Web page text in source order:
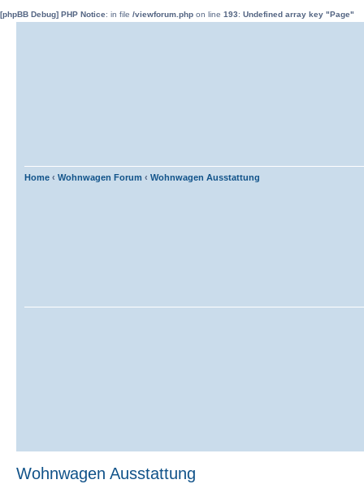
[phpBB Debug] PHP Notice: in file /viewforum.php on line 193: Undefined array key "Page"
Home ‹ Wohnwagen Forum ‹ Wohnwagen Ausstattung
Wohnwagen Ausstattung